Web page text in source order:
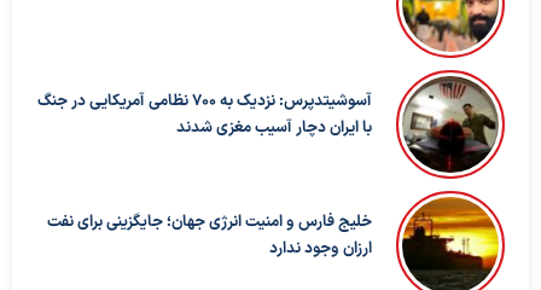
آسوشیتدپرس: نزدیک به ۷۰۰ نظامی آمریکایی در جنگ
با ایران دچار آسیب مغزی شدند
خلیج فارس و امنیت انرژی جهان؛ جایگزینی برای نفت
ارزان وجود ندارد